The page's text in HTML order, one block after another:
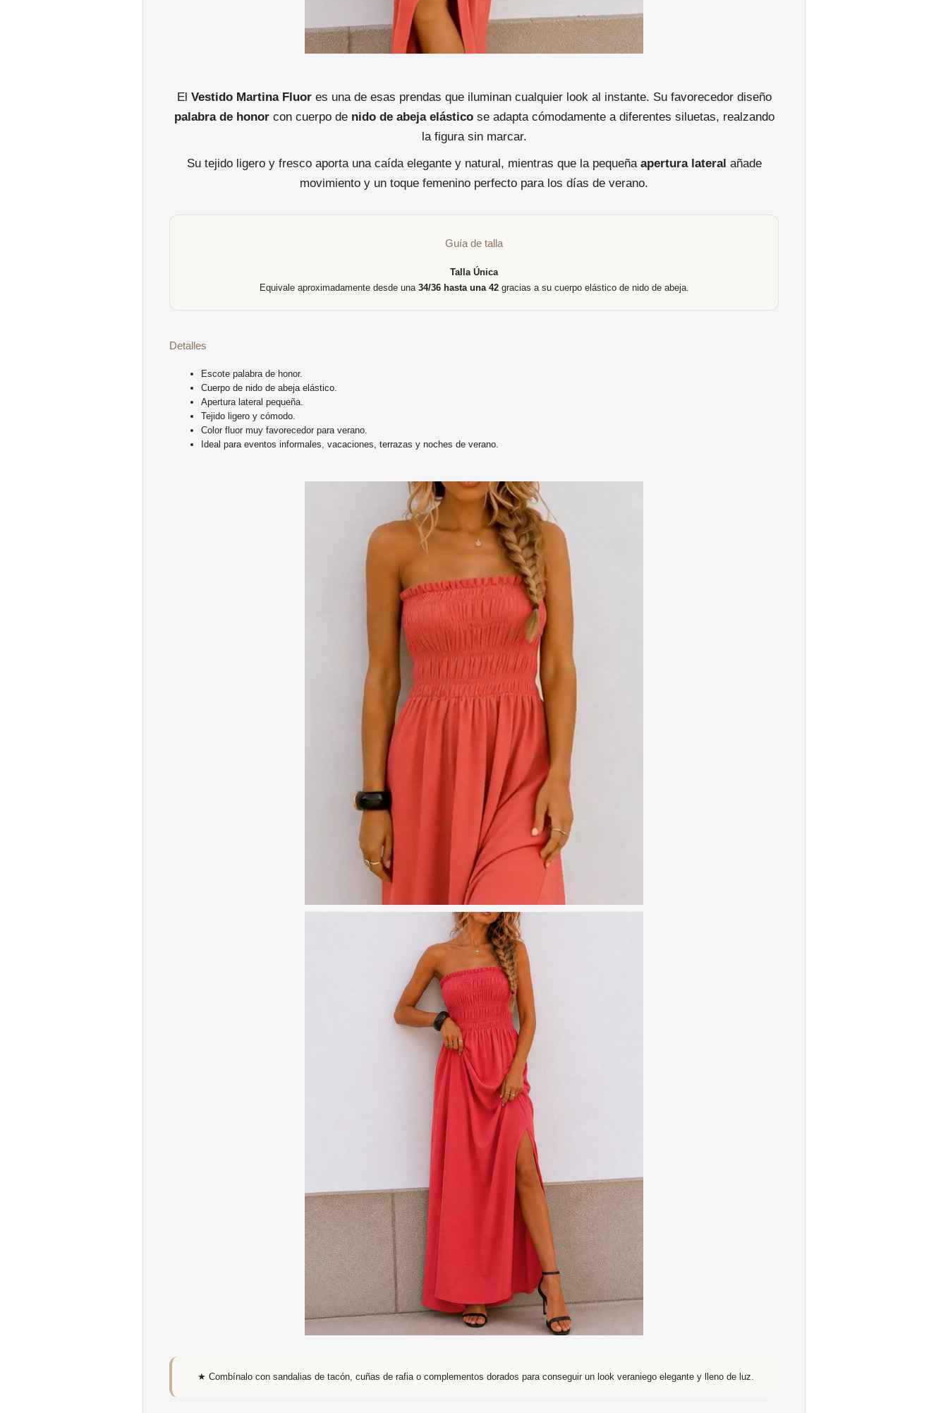
El Vestido Martina Fluores una de esas prendas que iluminan cualquier look al instante. Su favorecedor diseño
palabra de honorcon cuerpo de nido de abeja elásticose adapta cómodamente a diferentes siluetas, realzando
la figura sin marcar.
Su tejido ligero y fresco aporta una caída elegante y natural, mientras que la pequeña apertura lateral añade
movimiento y un toque femenino perfecto para los días de verano.
Guía de talla
Talla Única
Equivale aproximadamente desde una 34/36 hasta una 42gracias a su cuerpo elástico de nido de abeja.
Detalles
Escote palabra de honor.
Cuerpo de nido de abeja elástico.
Apertura lateral pequeña.
Tejido ligero y cómodo.
Color fluor muy favorecedor para verano.
Ideal para eventos informales, vacaciones, terrazas y noches de verano.
★ Combínalo con sandalias de tacón, cuñas de rafia o complementos dorados para conseguir un look veraniego elegante y lleno de luz.